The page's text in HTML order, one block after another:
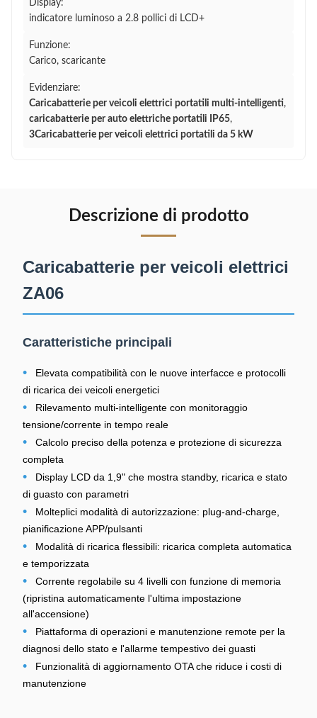
Display:
indicatore luminoso a 2.8 pollici di LCD+
Funzione:
Carico, scaricante
Evidenziare:
Caricabatterie per veicoli elettrici portatili multi-intelligenti,
caricabatterie per auto elettriche portatili IP65,
3Caricabatterie per veicoli elettrici portatili da 5 kW
Descrizione di prodotto
Caricabatterie per veicoli elettrici
ZA06
Caratteristiche principali
•
Elevata compatibilità con le nuove interfacce e protocolli
di ricarica dei veicoli energetici
•
Rilevamento multi-intelligente con monitoraggio
tensione/corrente in tempo reale
•
Calcolo preciso della potenza e protezione di sicurezza
completa
•
Display LCD da 1,9" che mostra standby, ricarica e stato
di guasto con parametri
•
Molteplici modalità di autorizzazione: plug-and-charge,
pianificazione APP/pulsanti
•
Modalità di ricarica flessibili: ricarica completa automatica
e temporizzata
•
Corrente regolabile su 4 livelli con funzione di memoria
(ripristina automaticamente l'ultima impostazione
all'accensione)
•
Piattaforma di operazioni e manutenzione remote per la
diagnosi dello stato e l'allarme tempestivo dei guasti
•
Funzionalità di aggiornamento OTA che riduce i costi di
manutenzione